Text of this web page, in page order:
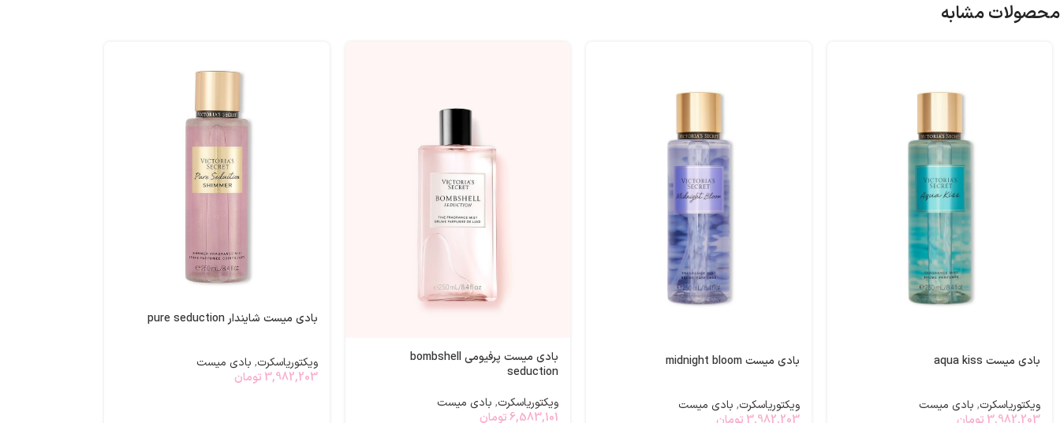
محصولات مشابه
بادی میست aqua kiss
ویکتوریاسکرت, بادی میست
بادی میست midnight bloom
ویکتوریاسکرت, بادی میست
بادی میست پرفیومی bombshell
seduction
ویکتوریاسکرت, بادی میست
6,583,101تومان
بادی میست شایندار pure seduction
ویکتوریاسکرت, بادی میست
3,982,203 تومان